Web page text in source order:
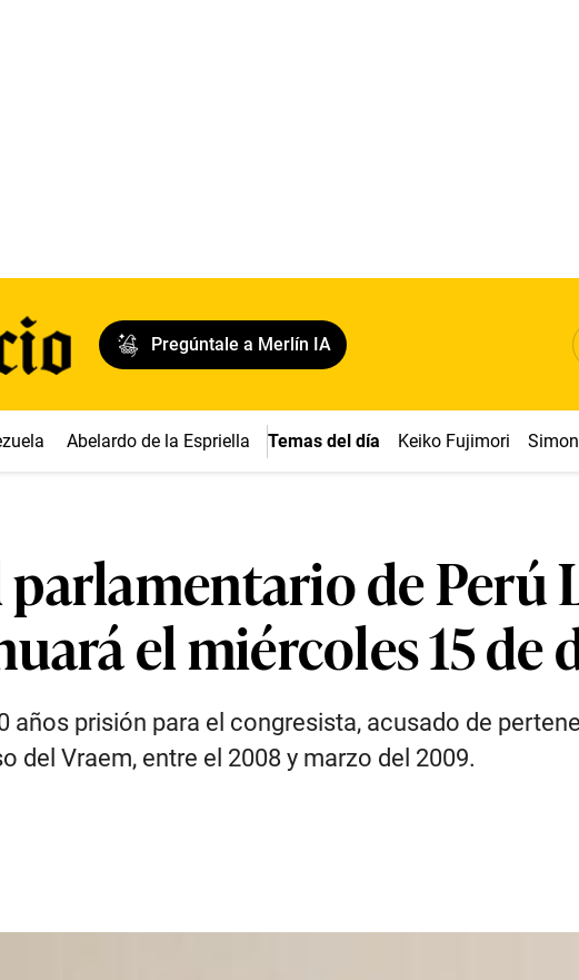
Pregúntale a Merlín IA
Abelardo de la Espriella Temas del día Keiko Fujimori
de Perú
el miércoles 15 de
años prisión para el congresista, acusado de
del Vraem, entre el 2008 y marzo del 2009.